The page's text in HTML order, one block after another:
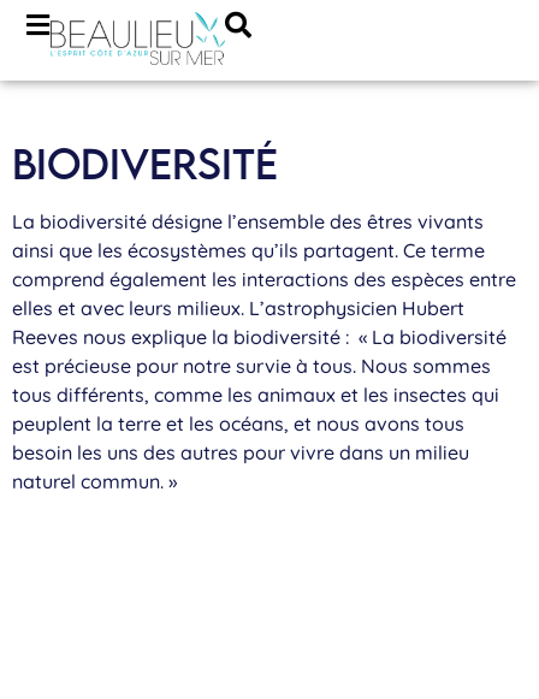
BIODIVERSITÉ
La biodiversité désigne l’ensemble des êtres vivants
ainsi que les écosystèmes qu’ils partagent. Ce terme
comprend également les interactions des espèces entre
elles et avec leurs milieux. L’astrophysicien Hubert
Reeves nous explique la biodiversité : « La biodiversité
est précieuse pour notre survie à tous. Nous sommes
tous différents, comme les animaux et les insectes qui
peuplent la terre et les océans, et nous avons tous
besoin les uns des autres pour vivre dans un milieu
naturel commun. »